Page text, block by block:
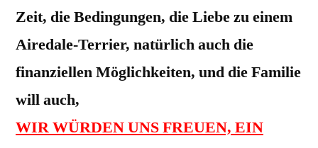
Zeit, die Bedingungen, die Liebe zu einem
Airedale-Terrier, natürlich auch die
finanziellen Möglichkeiten, und die Familie
will auch,
WIR WÜRDEN UNS FREUEN, EIN